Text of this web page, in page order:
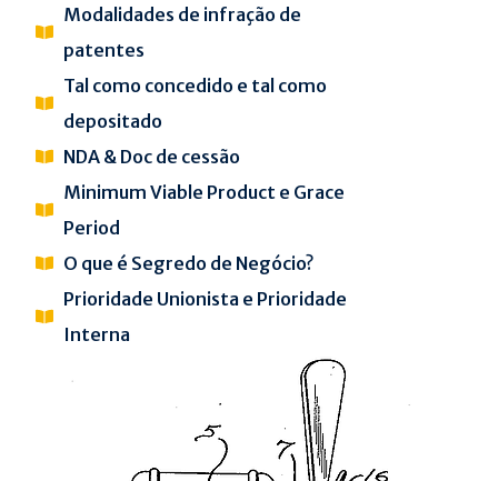
Modalidades de infração de
patentes
Tal como concedido e tal como
depositado
NDA & Doc de cessão
Minimum Viable Product e Grace
Period
O que é Segredo de Negócio?
Prioridade Unionista e Prioridade
Interna